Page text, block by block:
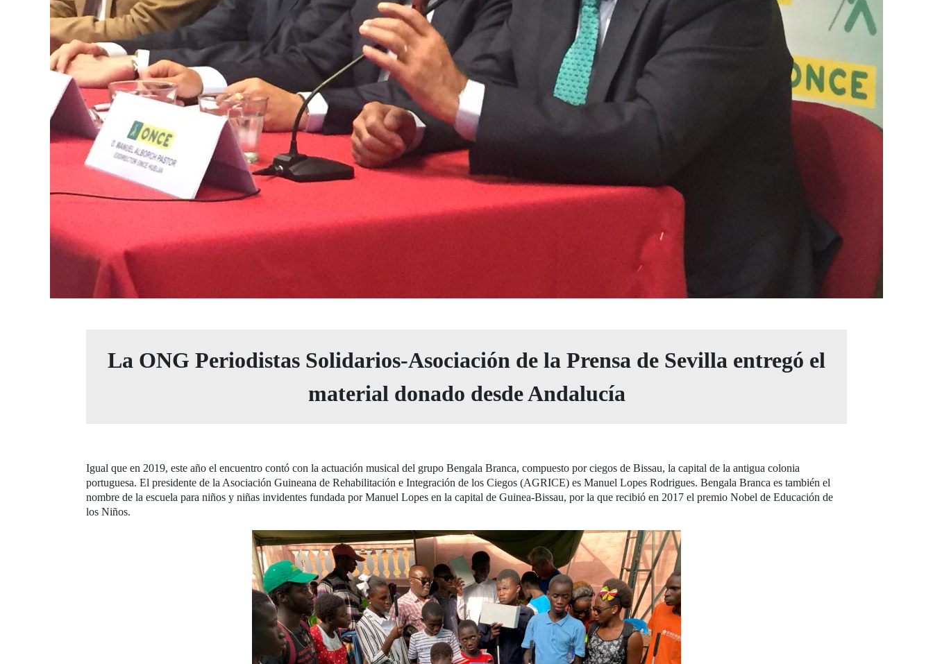
La ONG Periodistas Solidarios-Asociación de la Prensa de Sevilla entregó el
material donado desde Andalucía
Igual que en 2019, este año el encuentro contó con la actuación musical del grupo Bengala Branca, compuesto por ciegos de Bissau, la capital de la antigua colonia
portuguesa. El presidente de la Asociación Guineana de Rehabilitación e Integración de los Ciegos (AGRICE) es Manuel Lopes Rodrigues. Bengala Branca es también el
nombre de la escuela para niños y niñas invidentes fundada por Manuel Lopes en la capital de Guinea-Bissau, por la que recibió en 2017 el premio Nobel de Educación de
los Niños.